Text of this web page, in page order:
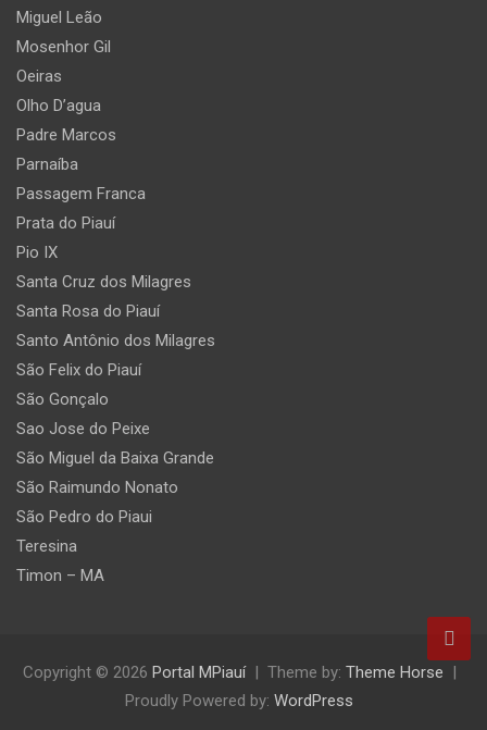
Miguel Leão
Mosenhor Gil
Oeiras
Olho D’agua
Padre Marcos
Parnaíba
Passagem Franca
Prata do Piauí
Pio IX
Santa Cruz dos Milagres
Santa Rosa do Piauí
Santo Antônio dos Milagres
São Felix do Piauí
São Gonçalo
Sao Jose do Peixe
São Miguel da Baixa Grande
São Raimundo Nonato
São Pedro do Piaui
Teresina
Timon – MA
Copyright © 2026 Portal MPiauí Theme by: Theme Horse
Proudly Powered by: WordPress